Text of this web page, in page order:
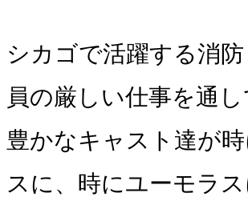
シカゴで活躍する消
員の厳しい仕事を通
豊かなキャスト達が
スに、時にユーモラ